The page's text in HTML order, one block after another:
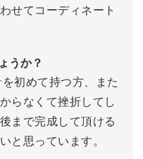
せてコーディネート
うか？
初めて持つ方、また
らなくて挫折してし
まで完成して頂ける
と思っています。